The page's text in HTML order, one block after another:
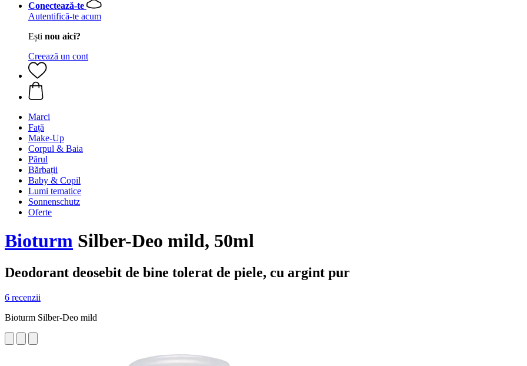
Conectează-te
Autentifică-te acum
Ești nou aici?
Creează un cont
Marci
Față
Make-Up
Corpul & Baia
Părul
Bărbații
Baby & Copil
Lumi tematice
Sonnenschutz
Oferte
Bioturm Silber-Deo mild, 50ml
Deodorant deosebit de bine tolerat de piele, cu argint pur
6 recenzii
Bioturm Silber-Deo mild